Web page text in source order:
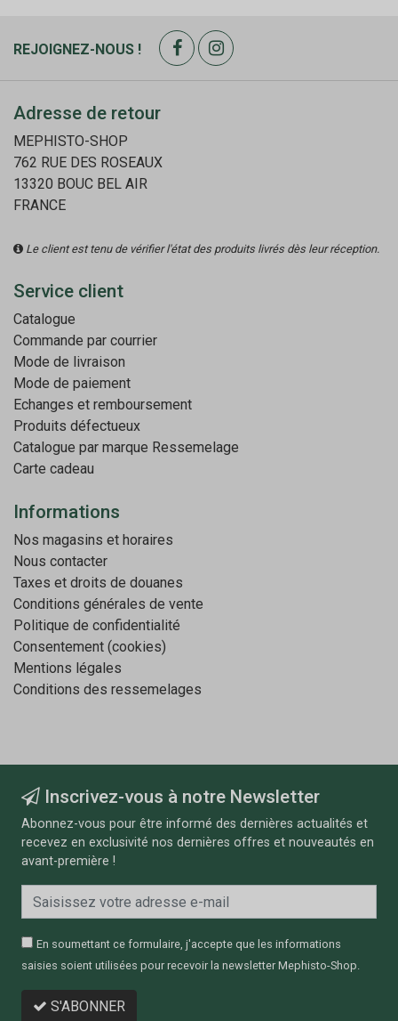
REJOIGNEZ-NOUS !
Adresse de retour
MEPHISTO-SHOP
762 RUE DES ROSEAUX
13320 BOUC BEL AIR
FRANCE
Le client est tenu de vérifier l'état des produits livrés dès leur réception.
Service client
Catalogue
Commande par courrier
Mode de livraison
Mode de paiement
Echanges et remboursement
Produits défectueux
Catalogue par marque Ressemelage
Carte cadeau
Informations
Nos magasins et horaires
Nous contacter
Taxes et droits de douanes
Conditions générales de vente
Politique de confidentialité
Consentement (cookies)
Mentions légales
Conditions des ressemelages
Inscrivez-vous à notre Newsletter
Abonnez-vous pour être informé des dernières actualités et
recevez en exclusivité nos dernières offres et nouveautés en
avant-première !
En soumettant ce formulaire, j'accepte que les informations
saisies soient utilisées pour recevoir la newsletter Mephisto-Shop.
S'ABONNER